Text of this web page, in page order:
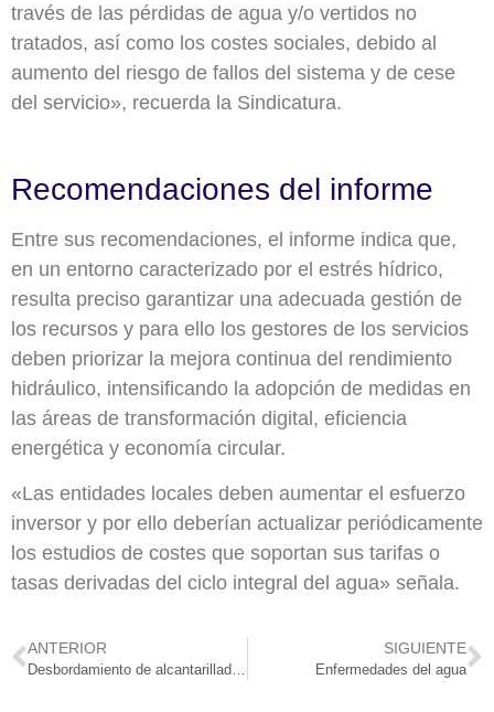
través de las pérdidas de agua y/o vertidos no
tratados, así como los costes sociales, debido al
aumento del riesgo de fallos del sistema y de cese
del servicio», recuerda la Sindicatura.
Recomendaciones del informe
Entre sus recomendaciones, el informe indica que,
en un entorno caracterizado por el estrés hídrico,
resulta preciso garantizar una adecuada gestión de
los recursos y para ello los gestores de los servicios
deben priorizar la mejora continua del rendimiento
hidráulico, intensificando la adopción de medidas en
las áreas de transformación digital, eficiencia
energética y economía circular.
«Las entidades locales deben aumentar el esfuerzo
inversor y por ello deberían actualizar periódicamente
los estudios de costes que soportan sus tarifas o
tasas derivadas del ciclo integral del agua» señala.
ANTERIOR SIGUIENTE
Enfermedades del agua